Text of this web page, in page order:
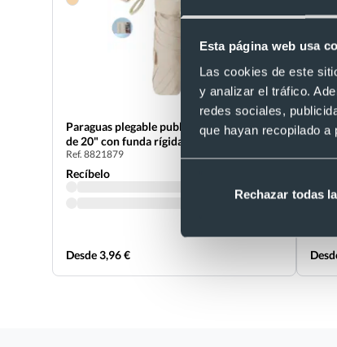
Esta página web usa
Las cookies de este
y analizar el tráfico.
redes sociales,
que hayan recopilado
Rechazar todas
Paraguas plegable publicitario antiviento
de 20" con funda rígida
Ref. 8821879
Recíbelo
Desde 3,96 €